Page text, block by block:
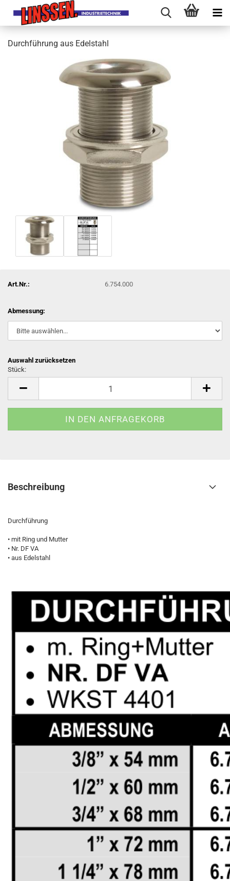
Durchführung aus Edelstahl
Art.Nr.: 6.754.000
Abmessung:
Auswahl zurücksetzen
Stück:
Beschreibung
Durchführung
• mit Ring und Mutter
• Nr. DF VA
• aus Edelstahl